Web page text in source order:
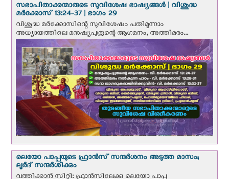
സഭാപിതാക്കന്മാരുടെ സുവിശേഷ ഭാഷ്യങ്ങള്‍ | വിശുദ്ധ
മര്‍ക്കോസ് 13:24-37 | ഭാഗം 29
വിശുദ്ധ മര്‍ക്കോസിന്റെ സുവിശേഷം പതിമൂന്നാം
അധ്യായത്തിലെ മനുഷ്യപുത്രന്റെ ആഗമനം, അത്തിമരം...
ലെയോ പാപ്പയുടെ ഫ്രാന്‍സ് സന്ദര്‍ശനം അടുത്ത മാസം;
ലൂര്‍ദ് സന്ദര്‍ശിക്കും